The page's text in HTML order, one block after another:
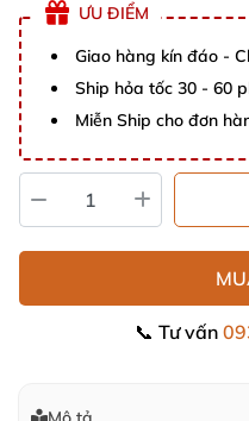
ƯU ĐIỂM
Giao hàng kín đáo -
Ship hỏa tốc 30 - 60
Miễn Ship cho đơn
📞 Tư vấn